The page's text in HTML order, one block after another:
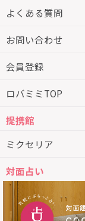
よくある質問
お問い合わせ
会員登録
ロバミミTOP
提携館
ミクセリア
対面占い